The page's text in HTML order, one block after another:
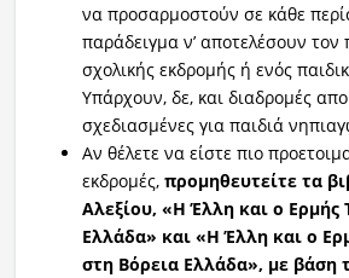
να προσαρμοστούν σε κάθε
παράδειγμα ν’ αποτελέσουν
σχολικής εκδρομής ή ενός
Υπάρχουν, δε, και διαδρομές
σχεδιασμένες για παιδιά
Αν θέλετε να είστε πιο
εκδρομές, προμηθευτείτε τα
Αλεξίου, «Η Έλλη και ο Ερμής
Ελλάδα» και «Η Έλλη και ο
στη Βόρεια Ελλάδα», με βάση